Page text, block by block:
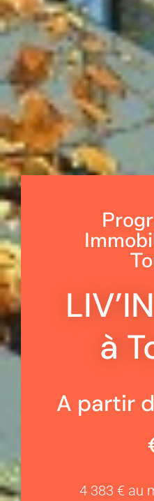
à
A partir
4 383 € au